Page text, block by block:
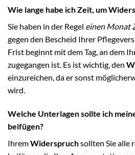
Wie lange habe ich Zeit, um
Sie haben in der Regel einen Monat
gegen den Bescheid Ihrer
Frist beginnt mit dem Tag, an dem
zugegangen ist. Es ist wichtig, den
einzureichen, da er sonst
wird.
Welche Unterlagen sollte ich
beifügen?
IhremWiderspruchsollten Sie alle